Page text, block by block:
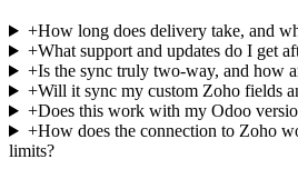
+How long does delivery take, and
+What support and updates do I get
+Is the sync truly two-way, and how
+Will it sync my custom Zoho fields
+Does this work with my Odoo
+How does the connection to Zoho
limits?